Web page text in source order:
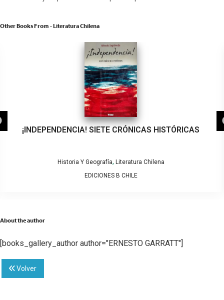
Other Books From - Literatura Chilena
¡INDEPENDENCIA! SIETE CRÓNICAS HISTÓRICAS
Historia Y Geografía, Literatura Chilena
EDICIONES B CHILE
About the author
[books_gallery_author author="ERNESTO GARRATT"]
Volver